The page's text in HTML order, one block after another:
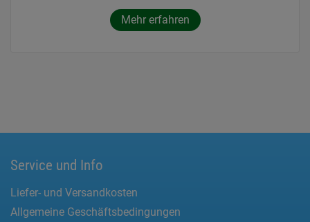
Mehr erfahren
Service und Info
Liefer- und Versandkosten
Allgemeine Geschäftsbedingungen